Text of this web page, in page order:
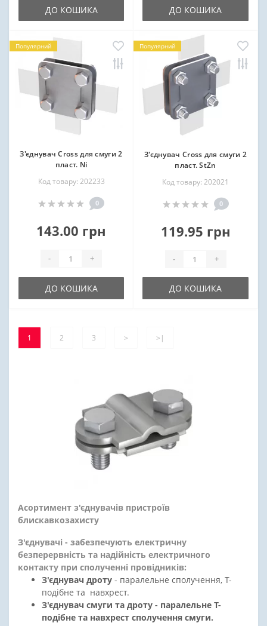
ДО КОШИКА ДО КОШИКА
Популярний
З'єднувач Cross для смуги 2
пласт. Ni
Код товару: 202233
0
143.00 грн
- +
ДО КОШИКА
Популярний
З'єднувач Cross для смуги 2
пласт. StZn
Код товару: 202021
0
119.95 грн
- +
ДО КОШИКА
1 2 3 > >|
Асортимент з'єднувачів пристроїв
блискавкозахисту
З'єднувачі - забезпечують електричну
безперервність та надійність електричного
контакту при сполученні провідників:
З'єднувач дроту - паралельне сполучення, Т-
подібне та навхрест.
З'єднувач смуги та дроту - паралельне Т-
подібне та навхрест сполучення смуги.